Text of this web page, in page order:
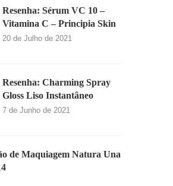
Resenha: Sérum VC 10 –
Vitamina C – Principia Skin
20 de Julho de 2021
Resenha: Charming Spray
Gloss Liso Instantâneo
7 de Junho de 2021
de Maquiagem Natura Una